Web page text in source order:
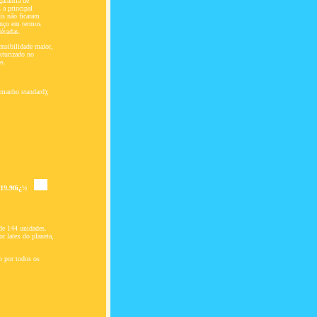
a principal
não ficaram
em termos
maior,
no
standard);
144 unidades.
latex do planeta,
por todos os